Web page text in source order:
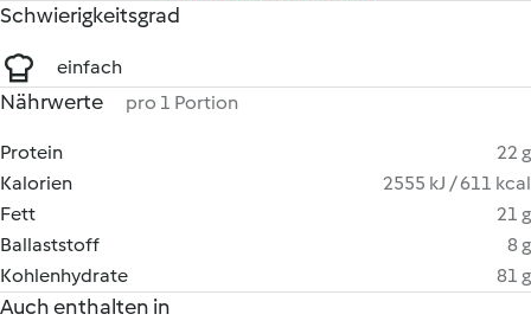
Schwierigkeitsgrad
einfach
Nährwerte pro 1 Portion
Protein
22 g
Kalorien
2555 kJ / 611 kcal
Fett
21 g
Ballaststoff
8 g
Kohlenhydrate
81 g
Auch enthalten in